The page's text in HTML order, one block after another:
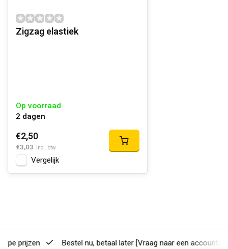
Zigzag elastiek
Op voorraad
2 dagen
€2,50
€3,03 Incl. btw
Vergelijk
prijzen Bestel nu, betaal later[Vraag naar een account]